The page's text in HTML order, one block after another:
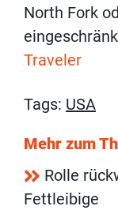
North Fork
Traveler
Tags: USA
Mehr zum
Rolle
Fettleibige